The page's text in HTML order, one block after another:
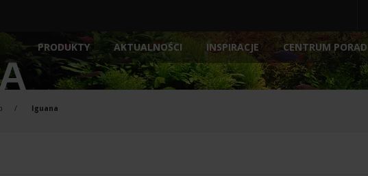
PRODUKTY
MEDIA FILTRACYJNE AKWARIA AKCESORIA
AKTUALNOŚCI INSPIRACJE CENTRUM PORAD
Iguana